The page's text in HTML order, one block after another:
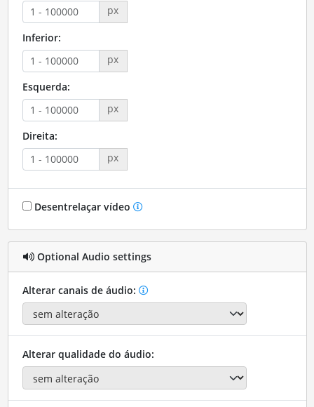
px
Inferior:
px
Esquerda:
px
Direita:
px
Desentrelaçar vídeo
Optional Audio settings
Alterar canais de áudio:
Alterar qualidade do áudio: